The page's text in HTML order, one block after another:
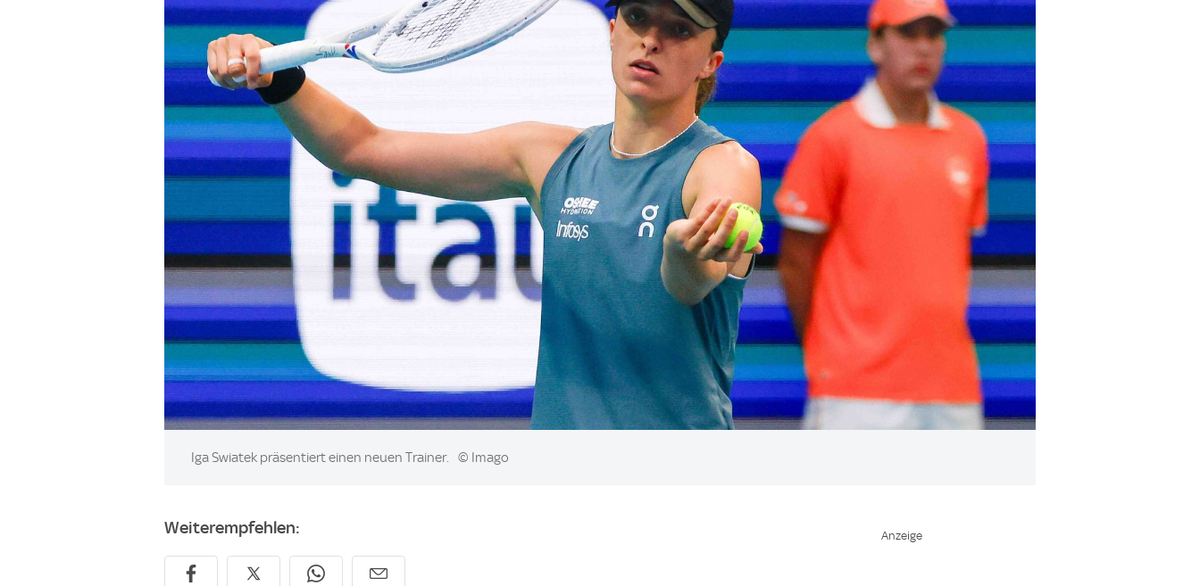
Image:
Iga Swiatek präsentiert einen neuen Trainer. © Imago
Weiterempfehlen: